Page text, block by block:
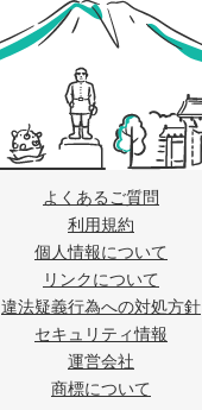
よくあるご質問
利用規約
個人情報について
リンクについて
違法疑義行為への対処方針
セキュリティ情報
運営会社
商標について